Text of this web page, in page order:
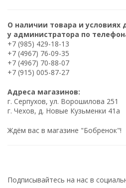
О наличии товара и условиях
у администратора по
+7 (985) 429-18-13
+7 (4967) 76-09-35
+7 (4967) 70-88-07
+7 (915) 005-87-27
Адреса магазинов:
г. Серпухов, ул. Ворошилова 251
г. Чехов, д. Новые Кузьменки 41а
Ждём вас в магазине "Бобренок"!
Подписывайтесь на нас в